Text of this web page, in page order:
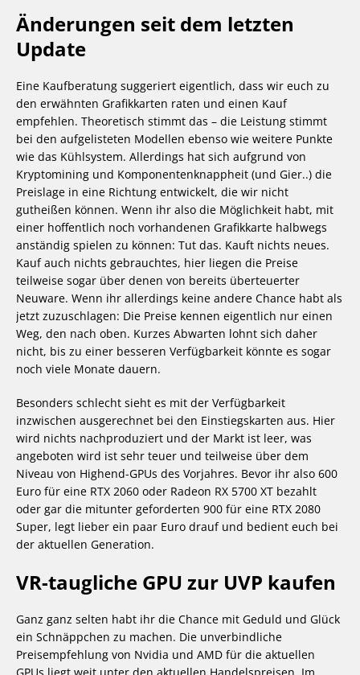
Änderungen seit dem letzten
Update
Eine Kaufberatung suggeriert eigentlich, dass wir euch zu
den erwähnten Grafikkarten raten und einen Kauf
empfehlen. Theoretisch stimmt das – die Leistung stimmt
bei den aufgelisteten Modellen ebenso wie weitere Punkte
wie das Kühlsystem. Allerdings hat sich aufgrund von
Kryptomining und Komponentenknappheit (und Gier..) die
Preislage in eine Richtung entwickelt, die wir nicht
gutheißen können. Wenn ihr also die Möglichkeit habt, mit
einer hoffentlich noch vorhandenen Grafikkarte halbwegs
anständig spielen zu können: Tut das. Kauft nichts neues.
Kauf auch nichts gebrauchtes, hier liegen die Preise
teilweise sogar über denen von bereits überteuerter
Neuware. Wenn ihr allerdings keine andere Chance habt als
jetzt zuzuschlagen: Die Preise kennen eigentlich nur einen
Weg, den nach oben. Kurzes Abwarten lohnt sich daher
nicht, bis zu einer besseren Verfügbarkeit könnte es sogar
noch viele Monate dauern.
Besonders schlecht sieht es mit der Verfügbarkeit
inzwischen ausgerechnet bei den Einstiegskarten aus. Hier
wird nichts nachproduziert und der Markt ist leer, was
angeboten wird ist sehr teuer und teilweise über dem
Niveau von Highend-GPUs des Vorjahres. Bevor ihr also 600
Euro für eine RTX 2060 oder Radeon RX 5700 XT bezahlt
oder gar die mitunter geforderten 900 für eine RTX 2080
Super, legt lieber ein paar Euro drauf und bedient euch bei
der aktuellen Generation.
VR-taugliche GPU zur UVP kaufen
Ganz ganz selten habt ihr die Chance mit Geduld und Glück
ein Schnäppchen zu machen. Die unverbindliche
Preisempfehlung von Nvidia und AMD für die aktuellen